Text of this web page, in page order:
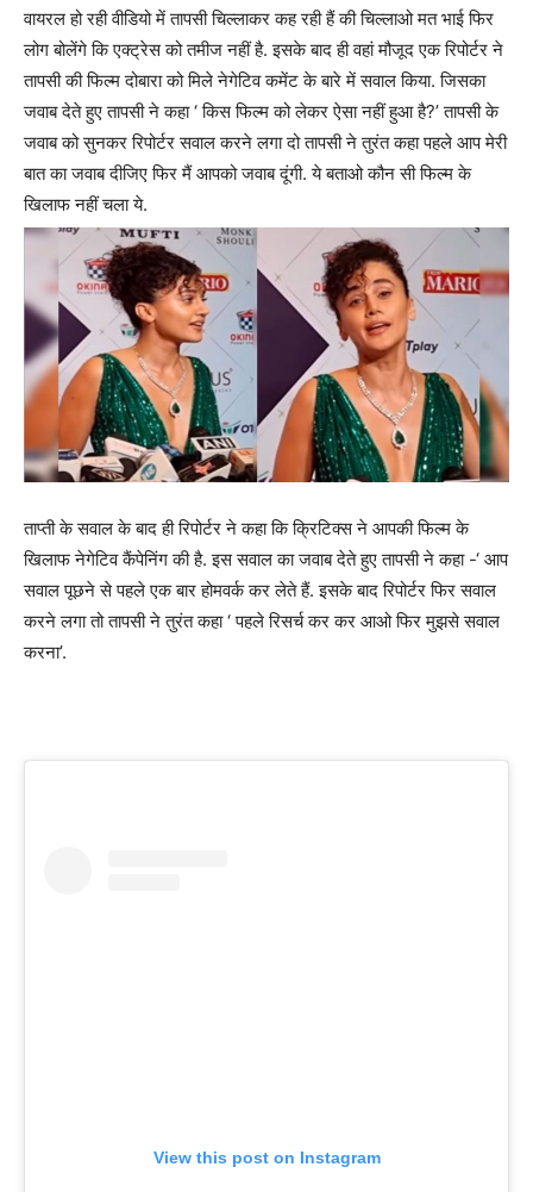
वायरल हो रही वीडियो में तापसी चिल्लाकर कह रही हैं की चिल्लाओ मत भाई फिर
लोग बोलेंगे कि एक्ट्रेस को तमीज नहीं है. इसके बाद ही वहां मौजूद एक रिपोर्टर ने
तापसी की फिल्म दोबारा को मिले नेगेटिव कमेंट के बारे में सवाल किया. जिसका
जवाब देते हुए तापसी ने कहा ‘ किस फिल्म को लेकर ऐसा नहीं हुआ है?’ तापसी के
जवाब को सुनकर रिपोर्टर सवाल करने लगा दो तापसी ने तुरंत कहा पहले आप मेरी
बात का जवाब दीजिए फिर मैं आपको जवाब दूंगी. ये बताओ कौन सी फिल्म के
खिलाफ नहीं चला ये.
ताप्ती के सवाल के बाद ही रिपोर्टर ने कहा कि क्रिटिक्स ने आपकी फिल्म के
खिलाफ नेगेटिव कैंपेनिंग की है. इस सवाल का जवाब देते हुए तापसी ने कहा -‘ आप
सवाल पूछने से पहले एक बार होमवर्क कर लेते हैं. इसके बाद रिपोर्टर फिर सवाल
करने लगा तो तापसी ने तुरंत कहा ‘ पहले रिसर्च कर कर आओ फिर मुझसे सवाल
करना’.
View this post on Instagram